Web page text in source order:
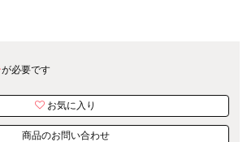
が必要です
お気に入り
商品のお問い合わせ